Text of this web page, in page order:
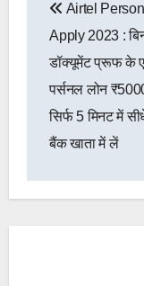
Airtel
Apply 2023 :
डॉक्यूमेंट प्रूफ के
पर्सनल लोन
सिर्फ 5 मिनट में
बैंक खाता में लें